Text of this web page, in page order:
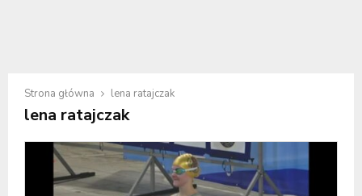
Strona główna lena ratajczak
lena ratajczak